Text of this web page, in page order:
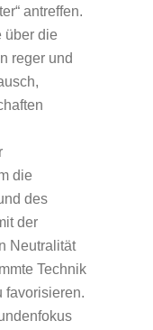
antreffen.
über die
reger und
die
des
der
Neutralität
Technik
favorisieren.